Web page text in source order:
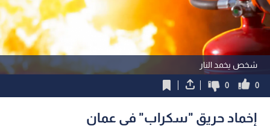
شخص يخمد النار
0
0
إخماد حريق "سكراب" في عمان